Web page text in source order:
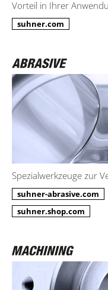
Vorteil in Ihrer
suhner.com
Spezialwerkzeuge zur
suhner-abrasive.com
suhner.shop.com